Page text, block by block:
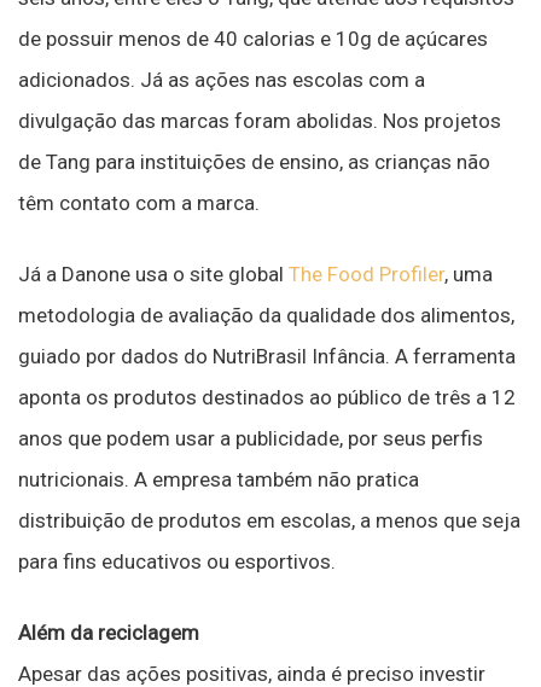
de possuir menos de 40 calorias e 10g de açúcares
adicionados. Já as ações nas escolas com a
divulgação das marcas foram abolidas. Nos projetos
de Tang para instituições de ensino, as crianças não
têm contato com a marca.
Já a Danone usa o site global The Food Profiler, uma
metodologia de avaliação da qualidade dos alimentos,
guiado por dados do NutriBrasil Infância. A ferramenta
aponta os produtos destinados ao público de três a 12
anos que podem usar a publicidade, por seus perfis
nutricionais. A empresa também não pratica
distribuição de produtos em escolas, a menos que seja
para fins educativos ou esportivos.
Além da reciclagem
Apesar das ações positivas, ainda é preciso investir